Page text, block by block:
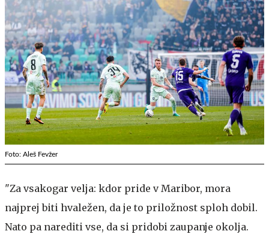
Foto: Aleš Fevžer
"Za vsakogar velja: kdor pride v Maribor, mora
najprej biti hvaležen, da je to priložnost sploh dobil.
Nato pa narediti vse, da si pridobi zaupanje okolja.